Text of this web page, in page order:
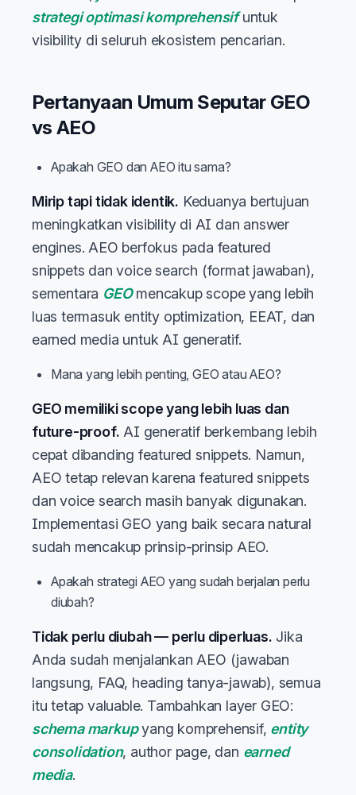
strategi optimasi komprehensifuntuk
visibility di seluruh ekosistem pencarian.
Pertanyaan Umum Seputar GEO
vs AEO
Apakah GEO dan AEO itu sama?
Mirip tapi tidak identik. Keduanya bertujuan
meningkatkan visibility di AI dan answer
engines. AEO berfokus pada featured
snippets dan voice search (format jawaban),
sementara GEOmencakup scope yang lebih
luas termasuk entity optimization, EEAT, dan
earned media untuk AI generatif.
Mana yang lebih penting, GEO atau AEO?
GEO memiliki scope yang lebih luas dan
future-proof. AI generatif berkembang lebih
cepat dibanding featured snippets. Namun,
AEO tetap relevan karena featured snippets
dan voice search masih banyak digunakan.
Implementasi GEO yang baik secara natural
sudah mencakup prinsip-prinsip AEO.
Apakah strategi AEO yang sudah berjalan perlu
diubah?
Tidak perlu diubah — perlu diperluas. Jika
Anda sudah menjalankan AEO (jawaban
langsung, FAQ, heading tanya-jawab), semua
itu tetap valuable. Tambahkan layer GEO:
schema markupyang komprehensif, entity
consolidation, author page, dan earned
media.